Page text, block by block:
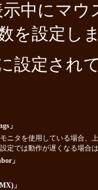
中にマ
を設定し
設定され
」
ニタを使用している場合
定では動作が遅くなる場合
」
」